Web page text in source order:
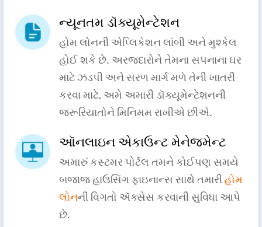
ન્યૂનતમ ડૉક્યૂમેન્ટેશન
હોમ લોનની એપ્લિકેશન લાંબી અને મુશ્કેલ
હોઈ શકે છે. અરજદારોને તેમના સપનાના ઘર
માટે ઝડપી અને સરળ માર્ગ મળે તેની ખાતરી
કરવા માટે, અમે અમારી ડૉક્યૂમેન્ટેશનની
જરૂરિયાતોને મિનિમમ રાખીએ છીએ.
ઑનલાઇન એકાઉન્ટ મેનેજમેન્ટ
અમારું કસ્ટમર પોર્ટલ તમને કોઈપણ સમયે
બજાજ હાઉસિંગ ફાઇનાન્સ સાથે તમારીહોમ
લોનની વિગતો ઍક્સેસ કરવાની સુવિધા આપે
છે.